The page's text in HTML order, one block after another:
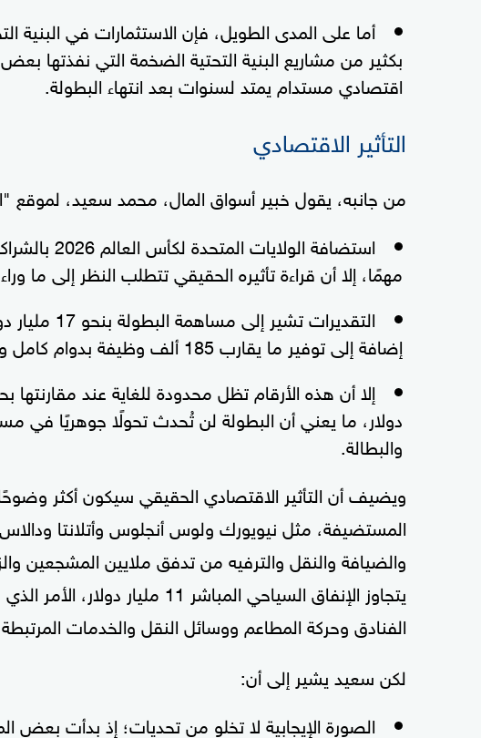
بكثير من مشاريع البنية التحتية الضخمة التي نفذتها
اقتصادي مستدام يمتد لسنوات بعد انتهاء البطولة.
التأثير الاقتصادي
من جانبه، يقول خبير أسواق المال، محمد سعيد، لموقع
استضافة
مهمًا، إلا أن قراءة تأثيره الحقيقي تتطلب النظر إلى ما
التقديرات
إضافة إلى توفير ما يقارب 185 ألف وظيفة بدوام كامل وتوليد عوائد ضريبية تتجاوز 3.4 مليارات دولار.
دولار، ما يعني أن البطولة لن تُحدث تحولًا جوهريًا في
والبطالة.
ويضيف أن التأثير الاقتصادي الحقيقي سيكون أكثر
المستضيفة، مثل نيويورك ولوس أنجلوس وأتلانتا
والضيافة والنقل والترفيه من تدفق ملايين المشجعين
يتجاوز الإنفاق السياحي
الفنادق وحركة المطاعم ووسائل النقل والخدمات
لكن سعيد يشير إلى أن:
الصورة الإيجابية لا تخلو من تحديات؛ إذ بدأت